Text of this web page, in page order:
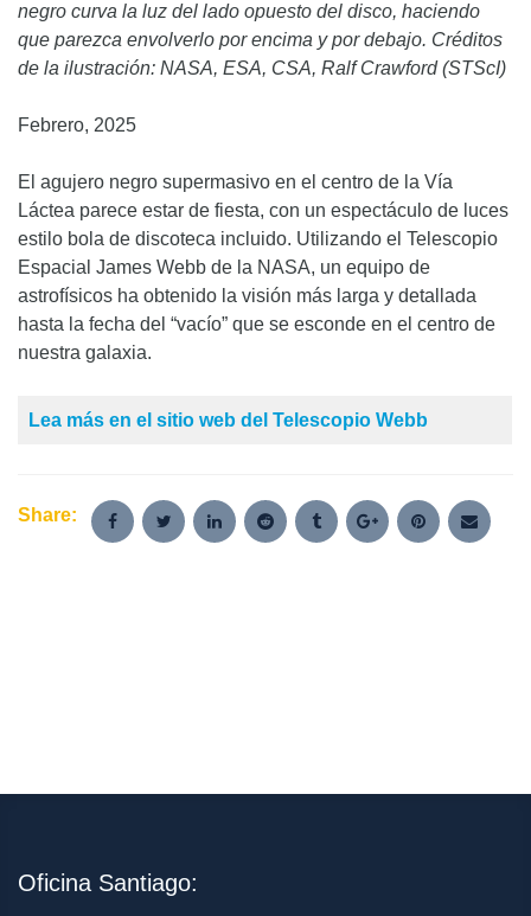
negro curva la luz del lado opuesto del disco, haciendo
que parezca envolverlo por encima y por debajo. Créditos
de la ilustración: NASA, ESA, CSA, Ralf Crawford (STScI)
Febrero, 2025
El agujero negro supermasivo en el centro de la Vía
Láctea parece estar de fiesta, con un espectáculo de luces
estilo bola de discoteca incluido. Utilizando el Telescopio
Espacial James Webb de la NASA, un equipo de
astrofísicos ha obtenido la visión más larga y detallada
hasta la fecha del “vacío” que se esconde en el centro de
nuestra galaxia.
Lea más en el sitio web del Telescopio Webb
Share:
Oficina Santiago: